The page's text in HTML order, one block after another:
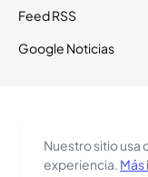
Feed RSS
Google Noticias
El tema del sitio
Nuestro sitio usa
experiencia.